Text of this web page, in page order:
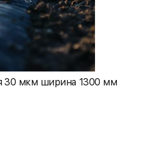
30 мкм ширина 1300 мм